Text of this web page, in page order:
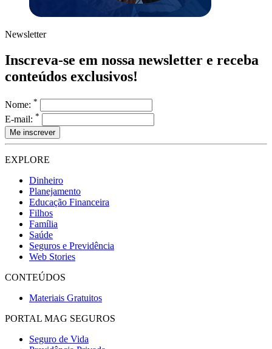
Newsletter
Inscreva-se em nossa newsletter e receba
conteúdos exclusivos!
Nome: *
E-mail: *
EXPLORE
Dinheiro
Planejamento
Educação Financeira
Filhos
Família
Saúde
Seguros e Previdência
Web Stories
CONTEÚDOS
Materiais Gratuitos
PORTAL MAG SEGUROS
Seguro de Vida